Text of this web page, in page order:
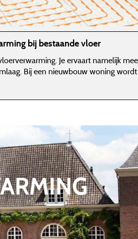
bij bestaande vloer
Je ervaart namelijk
Bij een nieuwbouw woning